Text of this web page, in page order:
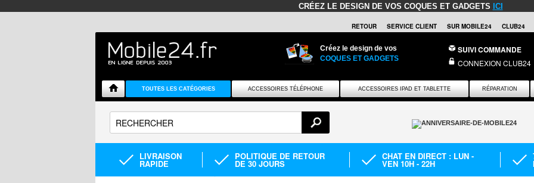
CRÉEZ LE DESIGN DE VOS COQUES ET GADGETS ICI
RETOUR SERVICE CLIENT SUR MOBILE24 CLUB24
Créez le design de vos
COQUES ET GADGETS
SUIVI COMMANDE
CONNEXION CLUB24
TOUTES LES CATÉGORIES ACCESSOIRES TÉLÉPHONE ACCESSOIRES IPAD ET TABLETTE RÉPARATION
LIVRAISON
RAPIDE
POLITIQUE DE RETOUR
DE 30 JOURS
CHAT EN DIRECT : LUN -
VEN 10H - 22H